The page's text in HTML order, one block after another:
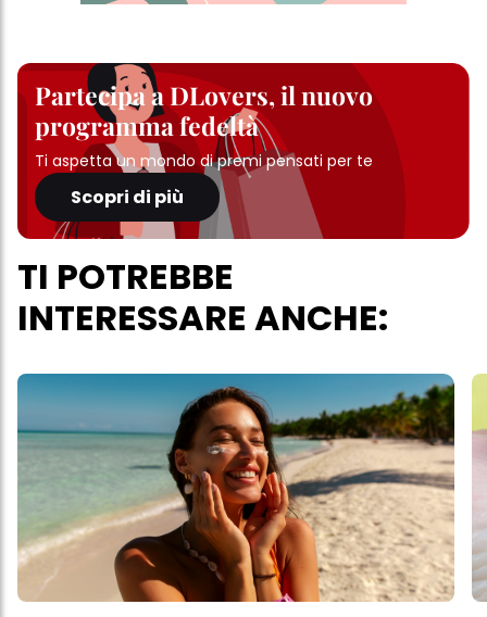
Partecipa a DLovers, il nuovo
programma fedeltà
Ti aspetta un mondo di premi pensati per te
Scopri di più
TI POTREBBE
INTERESSARE ANCHE: